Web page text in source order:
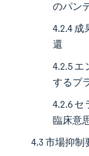
のパン
4.2.4
還
4.2.5
するプ
4.2.6
臨床意
4.3 市場抑制